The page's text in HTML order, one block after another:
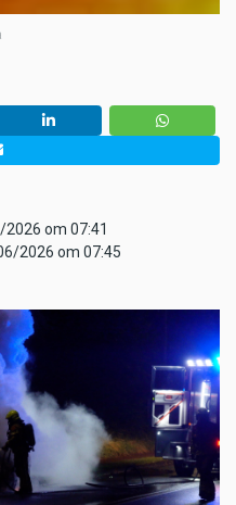
om 07:41
2026 om 07:45